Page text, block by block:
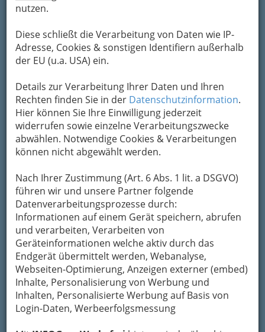
nutzen.
Diese schließt die Verarbeitung von Daten wie IP-
Adresse, Cookies & sonstigen Identifiern außerhalb
der EU (u.a. USA) ein.
Details zur Verarbeitung Ihrer Daten und Ihren
Rechten finden Sie in der Datenschutzinformation.
Hier können Sie Ihre Einwilligung jederzeit
widerrufen sowie einzelne Verarbeitungszwecke
abwählen. Notwendige Cookies & Verarbeitungen
können nicht abgewählt werden.
Nach Ihrer Zustimmung (Art. 6 Abs. 1 lit. a DSGVO)
führen wir und unsere Partner folgende
Datenverarbeitungsprozesse durch:
Informationen auf einem Gerät speichern, abrufen
und verarbeiten, Verarbeiten von
Geräteinformationen welche aktiv durch das
Endgerät übermittelt werden, Webanalyse,
Webseiten-Optimierung, Anzeigen externer (embed)
Inhalte, Personalisierung von Werbung und
Inhalten, Personalisierte Werbung auf Basis von
Login-Daten, Werbeerfolgsmessung
Birgitta Wetzl ist eine
der Kunstuniversität Wien
studierte und es dort auch
mit Auszeichnung
Ihre Freude an der
Operette zeigte die
Gewinnerin des begehrten
Sommerstipendiums des American Institute of
Musical Studies vor allem in der Klasse Dorit
am Stadttheater Leoben debütierte. 2008 war
sie Finalistin des internationalen Puccini-
Wettbewerbs in Wien und wurde letztes Jahr als
Gast an die Grazer Oper geladen.
Durch das umfangreiche und reichhaltige
Repertoire wird die Solistin auch als Konzert-
und Oratoriumsängerin – oft auch bei
Uraufführungen (u.a. Steirischer Herbst) und
Rundfunkaufnahmen zu einer gern gesehenen
und vor allem gehörten Künstlerin. Sie kam
bereits auf Konzerttourneen nach Holland,